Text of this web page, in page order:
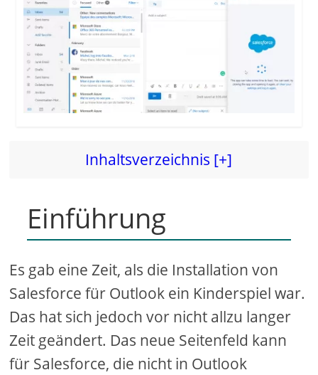
Inhaltsverzeichnis [+]
Einführung
Es gab eine Zeit, als die Installation von
Salesforce für Outlook ein Kinderspiel war.
Das hat sich jedoch vor nicht allzu langer
Zeit geändert. Das neue Seitenfeld kann
für Salesforce, die nicht in Outlook